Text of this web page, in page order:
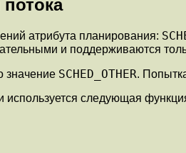
атрибута планирования:
и поддерживаются
значение SCHED_OTHER.
используется следующая